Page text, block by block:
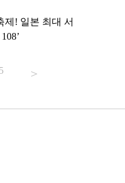
제! 일본 최대 서
5